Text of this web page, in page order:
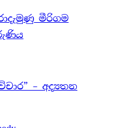
මීරිගම
– අද්‍යතන